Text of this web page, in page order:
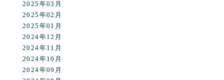
2025年03月
2025年02月
2025年01月
2024年12月
2024年11月
2024年10月
2024年09月